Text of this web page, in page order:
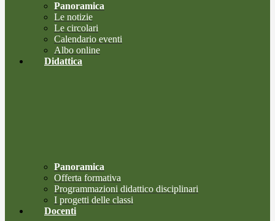
Panoramica
Le notizie
Le circolari
Calendario eventi
Albo online
Didattica
Panoramica
Offerta formativa
Programmazioni didattico disciplinari
I progetti delle classi
Docenti